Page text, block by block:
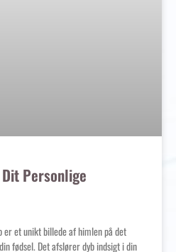
Personlige
er et unikt billede af himlen på det
fødsel. Det afslører dyb indsigt i din